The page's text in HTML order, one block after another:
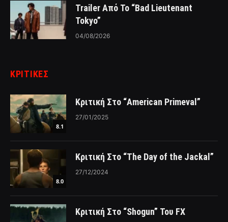
Trailer Από Το “Bad Lieutenant
Tokyo”
04/08/2026
ΚΡΙΤΙΚΈΣ
8.1
Κριτική Στο “American Primeval”
27/01/2025
8.0
Κριτική Στο “The Day of the Jackal”
27/12/2024
Κριτική Στο “Shogun” Του FX